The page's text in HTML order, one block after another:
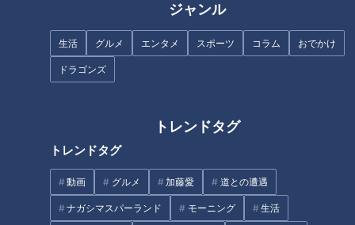
ジャンル
生活 グルメ エンタメ スポーツ コラム おでかけ
ドラゴンズ
トレンドタグ
トレンドタグ
動画 グルメ 加藤愛 道との遭遇
ナガシマスパーランド モーニング 生活
記事に戻る
この記事を見たあなたへのおすすめ